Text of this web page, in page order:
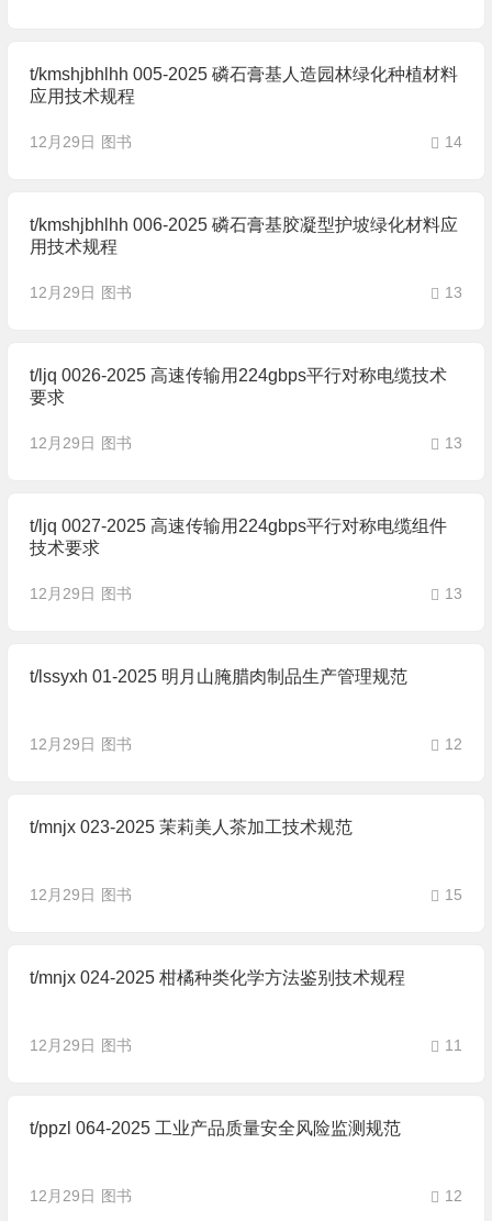
t/kmshjbhlhh 005-2025 磷石膏基人造园林绿化种植材料
应用技术规程
12月29日 图书 14
t/kmshjbhlhh 006-2025 磷石膏基胶凝型护坡绿化材料应
用技术规程
12月29日 图书 13
t/ljq 0026-2025 高速传输用224gbps平行对称电缆技术
要求
12月29日 图书 13
t/ljq 0027-2025 高速传输用224gbps平行对称电缆组件
技术要求
12月29日 图书 13
t/lssyxh 01-2025 明月山腌腊肉制品生产管理规范
12月29日 图书 12
t/mnjx 023-2025 茉莉美人茶加工技术规范
12月29日 图书 15
t/mnjx 024-2025 柑橘种类化学方法鉴别技术规程
12月29日 图书 11
t/ppzl 064-2025 工业产品质量安全风险监测规范
12月29日 图书 12